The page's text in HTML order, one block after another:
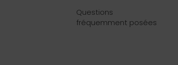
Questions
fréquemment posées